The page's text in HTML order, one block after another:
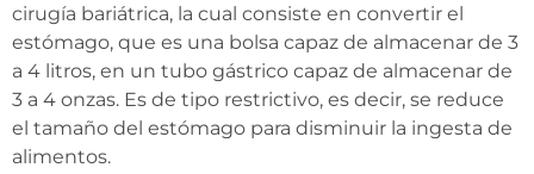
cirugía bariátrica, la cual consiste en convertir el
estómago, que es una bolsa capaz de almacenar de 3
a 4 litros, en un tubo gástrico capaz de almacenar de
3 a 4 onzas. Es de tipo restrictivo, es decir, se reduce
el tamaño del estómago para disminuir la ingesta de
alimentos.